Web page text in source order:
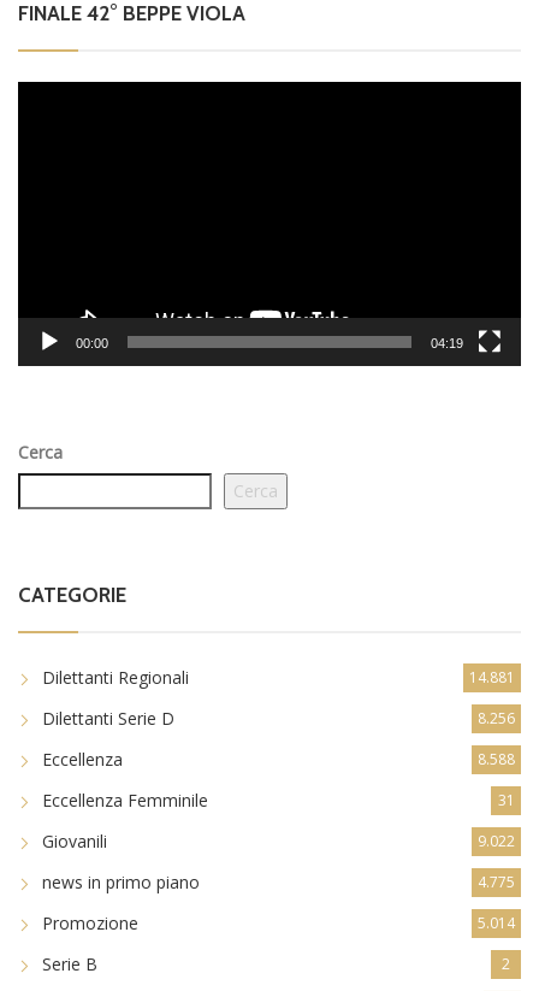
FINALE 42° BEPPE VIOLA
00:00 04:19
Cerca
Cerca
CATEGORIE
Dilettanti Regionali 14.881
Dilettanti Serie D 8.256
Eccellenza 8.588
Eccellenza Femminile 31
Giovanili 9.022
news in primo piano 4.775
Promozione 5.014
Serie B 2